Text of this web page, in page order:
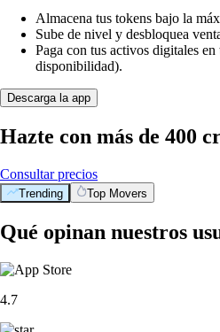
Almacena tus tokens bajo la
Sube de nivel y desbloquea
Paga con tus activos digitales
disponibilidad).
Descarga la app
Hazte con más de 400
Consultar precios
Trending Top Movers
Qué opinan nuestros
4.7